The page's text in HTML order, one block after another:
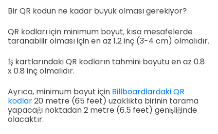
Bir QR kodun ne kadar büyük olması gerekiyor?
QR kodları için minimum boyut, kısa mesafelerde
taranabilir olması için en az 1.2 inç (3-4 cm) olmalıdır.
İş kartlarındaki QR kodların tahmini boyutu en az 0.8
x 0.8 inç olmalıdır.
Ayrıca, minimum boyut için Billboardlardaki QR
kodlar20 metre (65 feet) uzaklıkta birinin tarama
yapacağı noktadan 2 metre (6.5 feet) genişliğinde
olacaktır.